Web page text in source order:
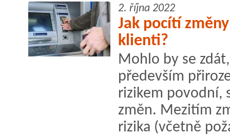
2. října 2022
Jak pocítí
klienti?
Mohlo by se
především
rizikem povodní,
změn. Mezitím
rizika (včetně